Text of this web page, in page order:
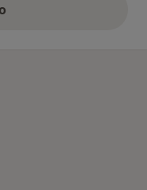
di cui sopra